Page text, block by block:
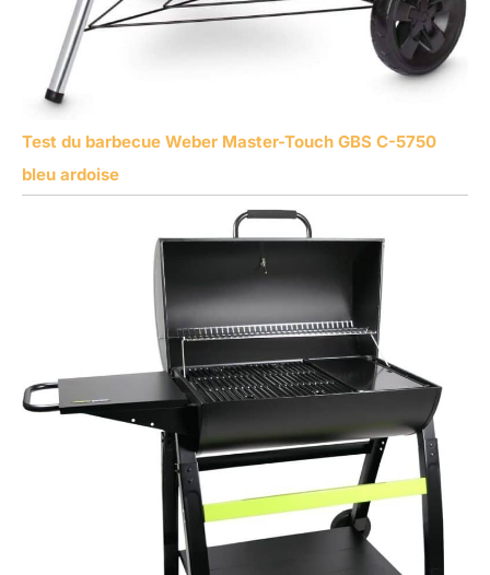
Test du barbecue Weber Master-Touch GBS C-5750
bleu ardoise